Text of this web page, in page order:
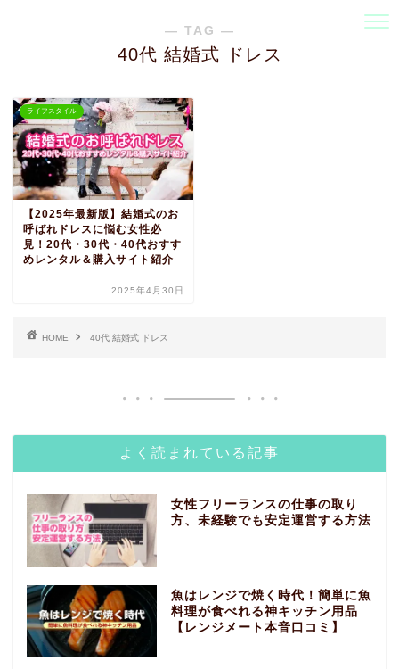
― TAG ―
40代 結婚式 ドレス
ライフスタイル
【2025年最新版】結婚式のお
呼ばれドレスに悩む女性必
見！20代・30代・40代おすす
めレンタル＆購入サイト紹介
2025年4月30日
HOME 40代 結婚式 ドレス
よく読まれている記事
女性フリーランスの仕事の取り
方、未経験でも安定運営する方法
魚はレンジで焼く時代！簡単に魚
料理が食べれる神キッチン用品
【レンジメート本音口コミ】